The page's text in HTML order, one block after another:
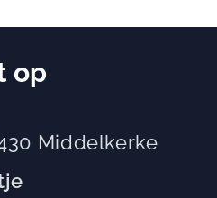
op
Middelkerke